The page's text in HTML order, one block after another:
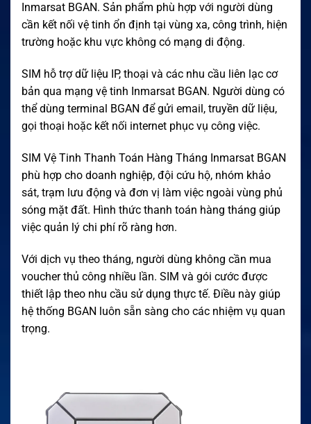
Inmarsat BGAN. Sản phẩm phù hợp với người dùng
cần kết nối vệ tinh ổn định tại vùng xa, công trình, hiện
trường hoặc khu vực không có mạng di động.
SIM hỗ trợ dữ liệu IP, thoại và các nhu cầu liên lạc cơ
bản qua mạng vệ tinh Inmarsat BGAN. Người dùng có
thể dùng terminal BGAN để gửi email, truyền dữ liệu,
gọi thoại hoặc kết nối internet phục vụ công việc.
SIM Vệ Tinh Thanh Toán Hàng Tháng Inmarsat BGAN
phù hợp cho doanh nghiệp, đội cứu hộ, nhóm khảo
sát, trạm lưu động và đơn vị làm việc ngoài vùng phủ
sóng mặt đất. Hình thức thanh toán hàng tháng giúp
việc quản lý chi phí rõ ràng hơn.
Với dịch vụ theo tháng, người dùng không cần mua
voucher thủ công nhiều lần. SIM và gói cước được
thiết lập theo nhu cầu sử dụng thực tế. Điều này giúp
hệ thống BGAN luôn sẵn sàng cho các nhiệm vụ quan
trọng.